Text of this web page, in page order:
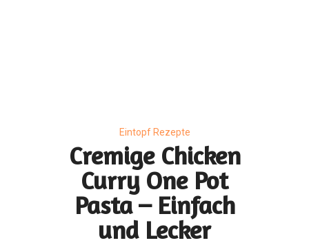
Eintopf Rezepte
Cremige Chicken
Curry One Pot
Pasta – Einfach
und Lecker